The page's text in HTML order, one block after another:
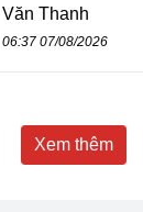
Văn Thanh
06:37 07/08/2026
Xem thêm